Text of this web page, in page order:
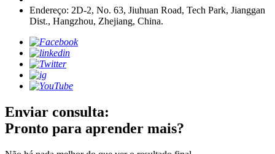
Endereço: 2D-2, No. 63, Jiuhuan Road, Tech Park, Jianggan
Dist., Hangzhou, Zhejiang, China.
Enviar consulta:
Pronto para aprender mais?